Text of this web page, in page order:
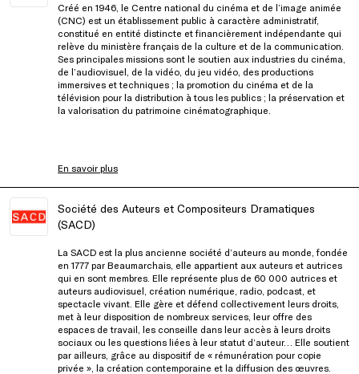
Créé en 1946, le Centre national du cinéma et de l’image animée
(CNC) est un établissement public à caractère administratif,
constitué en entité distincte et financièrement indépendante qui
relève du ministère français de la culture et de la communication.
Ses principales missions sont le soutien aux industries du cinéma,
de l’audiovisuel, de la vidéo, du jeu vidéo, des productions
immersives et techniques ; la promotion du cinéma et de la
télévision pour la distribution à tous les publics ; la préservation et
la valorisation du patrimoine cinématographique.
En savoir plus
Société des Auteurs et Compositeurs Dramatiques
(SACD)
La SACD est la plus ancienne société d’auteurs au monde, fondée
en 1777 par Beaumarchais, elle appartient aux auteurs et autrices
qui en sont membres. Elle représente plus de 60 000 autrices et
auteurs audiovisuel, création numérique, radio, podcast, et
spectacle vivant. Elle gère et défend collectivement leurs droits,
met à leur disposition de nombreux services, leur offre des
espaces de travail, les conseille dans leur accès à leurs droits
sociaux ou les questions liées à leur statut d’auteur… Elle soutient
par ailleurs, grâce au dispositif de « rémunération pour copie
privée », la création contemporaine et la diffusion des œuvres.